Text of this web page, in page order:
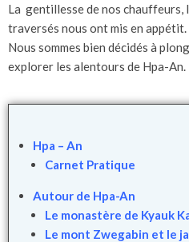
La gentillesse de nos chauffeurs,
traversés nous ont mis en appétit.
Nous sommes bien décidés à
explorer les alentours de Hpa-An.
Hpa – An
Carnet Pratique
Autour de Hpa-An
Le monastère de Kyauk
Le mont Zwegabin et le